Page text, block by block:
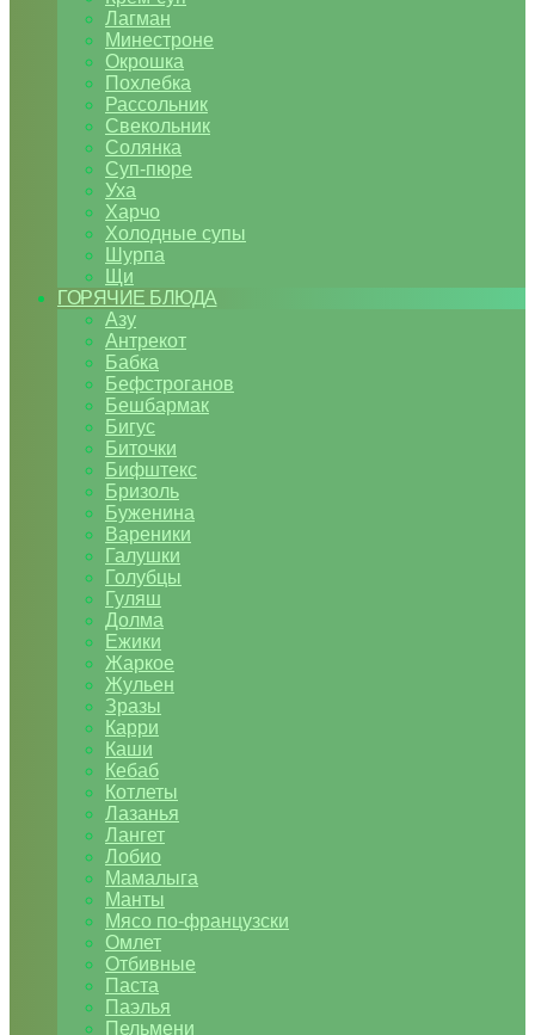
Лагман
Минестроне
Окрошка
Похлебка
Рассольник
Свекольник
Солянка
Суп-пюре
Уха
Харчо
Холодные супы
Шурпа
Щи
ГОРЯЧИЕ БЛЮДА
Азу
Антрекот
Бабка
Бефстроганов
Бешбармак
Бигус
Биточки
Бифштекс
Бризоль
Буженина
Вареники
Галушки
Голубцы
Гуляш
Долма
Ежики
Жаркое
Жульен
Зразы
Карри
Каши
Кебаб
Котлеты
Лазанья
Лангет
Лобио
Мамалыга
Манты
Мясо по-французски
Омлет
Отбивные
Паста
Паэлья
Пельмени